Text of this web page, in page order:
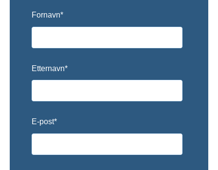
Fornavn*
Etternavn*
E-post*